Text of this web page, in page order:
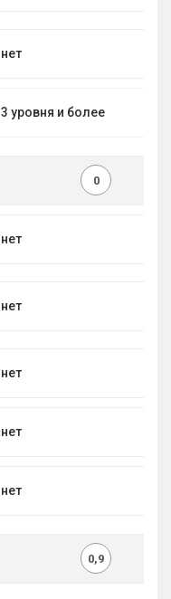
нет
3 уровня и более
0
нет
нет
нет
нет
нет
0,9